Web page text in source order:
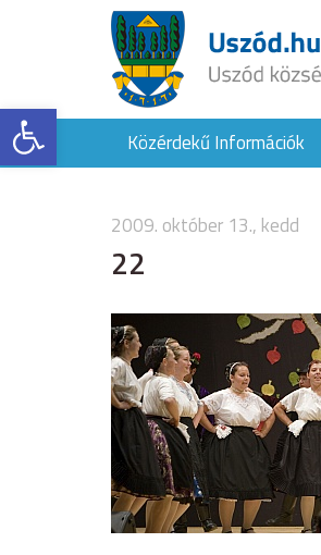
Eszköztár megnyitásaKözérdekű Információk
2009. október 13., kedd
22